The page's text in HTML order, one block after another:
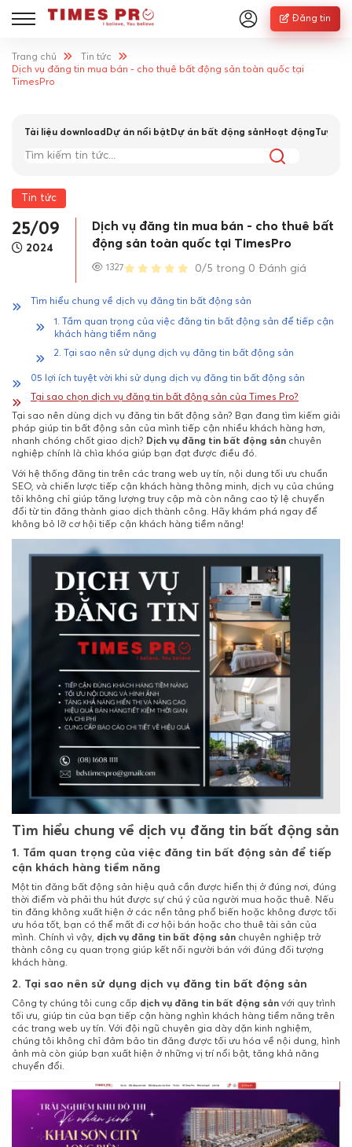
Đăng tin
Trang chủ
Tin tức
Dịch vụ đăng tin mua bán - cho thuê bất động sản toàn quốc tại
TimesPro
Tài liệu download Dự án nổi bật Dự án bất động sảnHoạt độngTuyển
Tin tức
25/09
2024
Dịch vụ đăng tin mua bán - cho thuê bất
động sản toàn quốc tại TimesPro
1327 0/5 trong 0 Đánh giá
Tìm hiểu chung về dịch vụ đăng tin bất động sản
1. Tầm quan trọng của việc đăng tin bất động sản để tiếp cận
khách hàng tiềm năng
2. Tại sao nên sử dụng dịch vụ đăng tin bất động sản
05 lợi ích tuyệt vời khi sử dụng dịch vụ đăng tin bất động sản
Tại sao chọn dịch vụ đăng tin bất động sản của Times Pro?
Tại sao nên dùng dịch vụ đăng tin bất động sản? Bạn đang tìm kiếm giải
pháp giúp tin bất động sản của mình tiếp cận nhiều khách hàng hơn,
nhanh chóng chốt giao dịch? Dịch vụ đăng tin bất động sản chuyên
nghiệp chính là chìa khóa giúp bạn đạt được điều đó.
Với hệ thống đăng tin trên các trang web uy tín, nội dung tối ưu chuẩn
SEO, và chiến lược tiếp cận khách hàng thông minh, dịch vụ của chúng
tôi không chỉ giúp tăng lượng truy cập mà còn nâng cao tỷ lệ chuyển
đổi từ tin đăng thành giao dịch thành công. Hãy khám phá ngay để
không bỏ lỡ cơ hội tiếp cận khách hàng tiềm năng!
Tìm hiểu chung về dịch vụ đăng tin bất động sản
1. Tầm quan trọng của việc đăng tin bất động sản để tiếp
cận khách hàng tiềm năng
Một tin đăng bất động sản hiệu quả cần được hiển thị ở đúng nơi, đúng
thời điểm và phải thu hút được sự chú ý của người mua hoặc thuê. Nếu
tin đăng không xuất hiện ở các nền tảng phổ biến hoặc không được tối
ưu hóa tốt, bạn có thể mất đi cơ hội bán hoặc cho thuê tài sản của
mình. Chính vì vậy, dịch vụ đăng tin bất động sản chuyên nghiệp trở
thành công cụ quan trọng giúp kết nối người bán với đúng đối tượng
khách hàng.
2. Tại sao nên sử dụng dịch vụ đăng tin bất động sản
Công ty chúng tôi cung cấp dịch vụ đăng tin bất động sản với quy trình
tối ưu, giúp tin của bạn tiếp cận hàng nghìn khách hàng tiềm năng trên
các trang web uy tín. Với đội ngũ chuyên gia dày dặn kinh nghiệm,
chúng tôi không chỉ đảm bảo tin đăng được tối ưu hóa về nội dung, hình
ảnh mà còn giúp bạn xuất hiện ở những vị trí nổi bật, tăng khả năng
chuyển đổi.